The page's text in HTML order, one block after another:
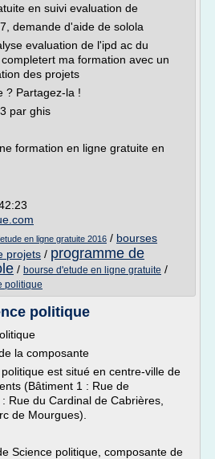
en suivi evaluation de
demande d'aide de solola
evaluation de l'ipd ac du
ma formation avec un
des projets
? Partagez-la !
par ghis
formation en ligne gratuite en
en ligne gratuite 2016 / bourses
projets / programme de
/ bourse d'etude en ligne gratuite /
politique
politique
la composante
est situé en centre-ville de
(Bâtiment 1 : Rue de
Rue du Cardinal de Cabrières,
de Mourgues).
Science politique, composante de